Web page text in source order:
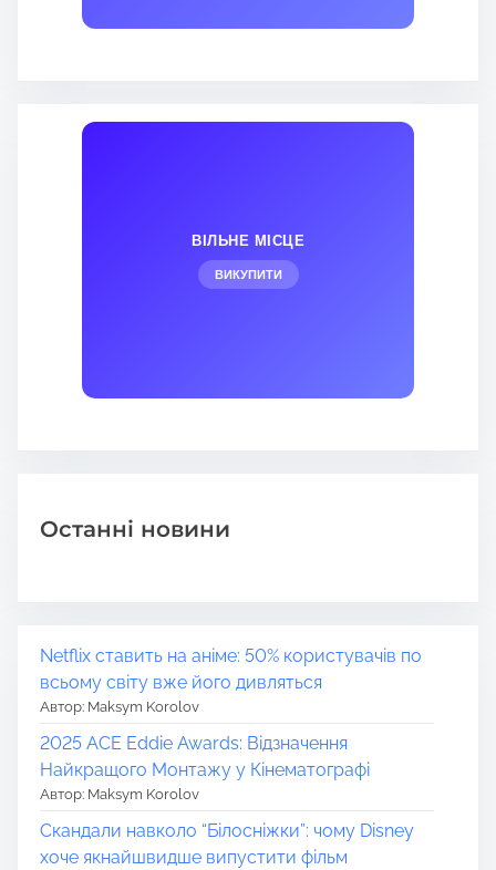
ВІЛЬНЕ МІСЦЕ
ВИКУПИТИ
Останні новини
Netflix ставить на аніме: 50% користувачів по
всьому світу вже його дивляться
Автор: Maksym Korolov
2025 ACE Eddie Awards: Відзначення
Найкращого Монтажу у Кінематографі
Автор: Maksym Korolov
Скандали навколо “Білосніжки”: чому Disney
хоче якнайшвидше випустити фільм